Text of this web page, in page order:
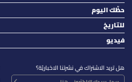
حظّك اليوم
للتاريخ
فيديو
هل تريد الاشتراك في نشرتنا الاخباريّة؟